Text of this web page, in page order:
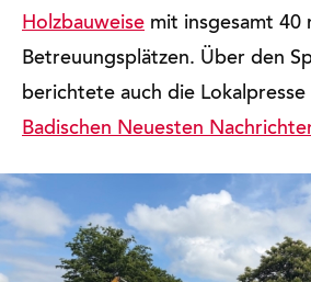
Holzbauweise mit insgesamt 40
Betreuungsplätzen. Über den
berichtete auch die Lokalpresse
Badischen Neuesten